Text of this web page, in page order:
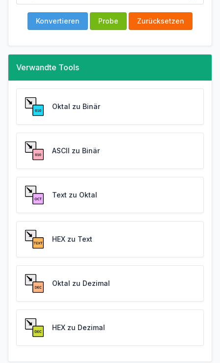
Konvertieren Probe Zurücksetzen
Verwandte Tools
Oktal zu Binär
ASCII zu Binär
Text zu Oktal
HEX zu Text
Oktal zu Dezimal
HEX zu Dezimal